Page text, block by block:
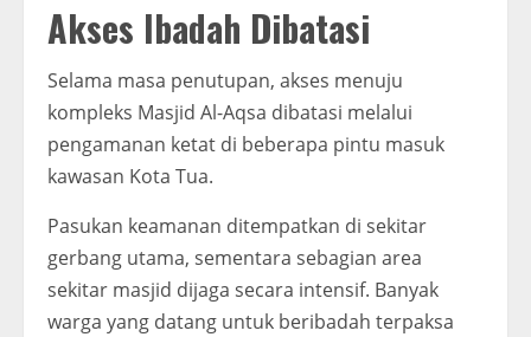
Akses Ibadah Dibatasi
Selama masa penutupan, akses menuju
kompleks Masjid Al-Aqsa dibatasi melalui
pengamanan ketat di beberapa pintu masuk
kawasan Kota Tua.
Pasukan keamanan ditempatkan di sekitar
gerbang utama, sementara sebagian area
sekitar masjid dijaga secara intensif. Banyak
warga yang datang untuk beribadah terpaksa